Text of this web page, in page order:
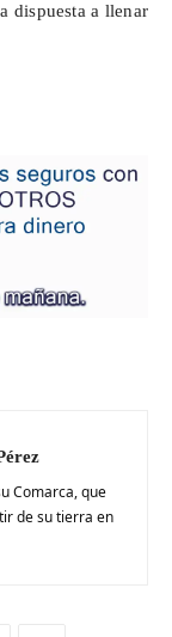
dispuesta a llenar
Comarca, que
de su tierra en